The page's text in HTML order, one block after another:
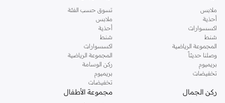
ملابس
أحذية
اكسسوارات
شنط
المجموعة الرياضية
وصلنا حديثاً
بريميوم
تخفيضات
تسوق حسب الفئة
ملابس
أحذية
شنط
اكسسوارات
المجموعة الرياضية
ركن الوسامة
بريميوم
تخفيضات
ركن الجمال مجموعة الأطفال